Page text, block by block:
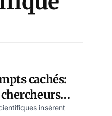
cachés:
avec l’IA
insèrent